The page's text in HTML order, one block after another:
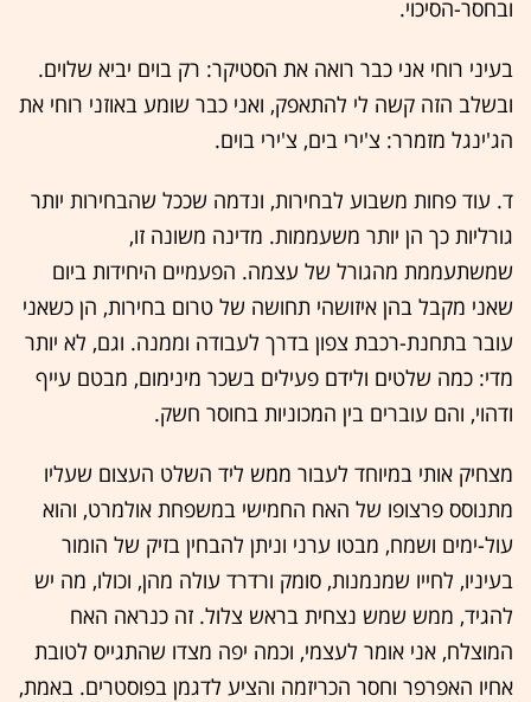
ובחסר-הסיכוי.
בעיני רוחי אני כבר רואה את הסטיקר: רק בוים יביא שלוים.
ובשלב הזה קשה לי להתאפק, ואני כבר שומע באוזני רוחי את
הג'ינגל מזמרר: צ'ירי בים, צ'ירי בוים.
ד. עוד פחות משבוע לבחירות, ונדמה שככל שהבחירות יותר
גורליות כך הן יותר משעממות. מדינה משונה זו,
שמשתעממת מהגורל של עצמה. הפעמיים היחידות ביום
שאני מקבל בהן איזושהי תחושה של טרום בחירות, הן כשאני
עובר בתחנת-רכבת צפון בדרך לעבודה וממנה. וגם, לא יותר
מדי: כמה שלטים ולידם פעילים בשכר מינימום, מבטם עייף
ודהוי, והם עוברים בין המכוניות בחוסר חשק.
מצחיק אותי במיוחד לעבור ממש ליד השלט העצום שעליו
מתנוסס פרצופו של האח החמישי במשפחת אולמרט, והוא
עול-ימים ושמח, מבטו ערני וניתן להבחין בזיק של הומור
בעיניו, לחייו שמנמנות, סומק ורדרד עולה מהן, וכולו, מה יש
להגיד, ממש שמש נצחית בראש צלול. זה כנראה האח
המוצלח, אני אומר לעצמי, וכמה יפה מצדו שהתגייס לטובת
אחיו האפרפר וחסר הכריזמה והציע לדגמן בפוסטרים. באמת,